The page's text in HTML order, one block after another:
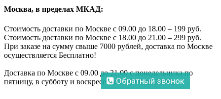
Москва, в пределах МКАД:
Стоимость доставки по Москве с 09.00 до 18.00 – 199 руб.
Стоимость доставки по Москве с 18.00 до 21.00 – 299 руб.
При заказе на сумму свыше 7000 рублей, доставка по Москве
осуществляется Бесплатно!
Доставка по Москве с 09.00 до 21.00 с понедельника по
пятницу, в субботу и воскресенье с 10.00 до 20.00;
Обратный звонок